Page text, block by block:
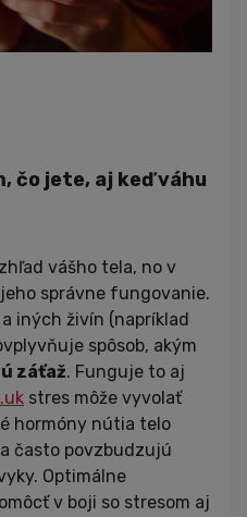
čo jete, aj keď váhu
vášho tela, no v
správne fungovanie.
a iných živín (napríklad
spôsob, akým
záťaž. Funguje to aj
stres môže vyvolať
hormóny nútia telo
často povzbudzujú
Optimálne
v boji so stresom aj